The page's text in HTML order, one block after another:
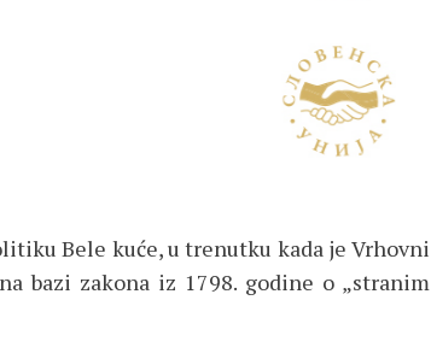
Bele kuće, u trenutku kada je Vrhovni
bazi zakona iz 1798. godine o „stranim